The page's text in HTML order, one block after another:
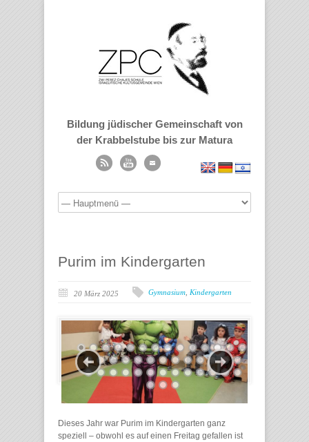
Bildung jüdischer Gemeinschaft von
der Krabbelstube bis zur Matura
Purim im Kindergarten
20 März 2025 Gymnasium Kindergarten
Dieses Jahr war Purim im Kindergarten ganz
speziell – obwohl es auf einen Freitag gefallen ist